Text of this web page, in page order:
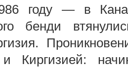
году — в
бенди
и Киргизией: